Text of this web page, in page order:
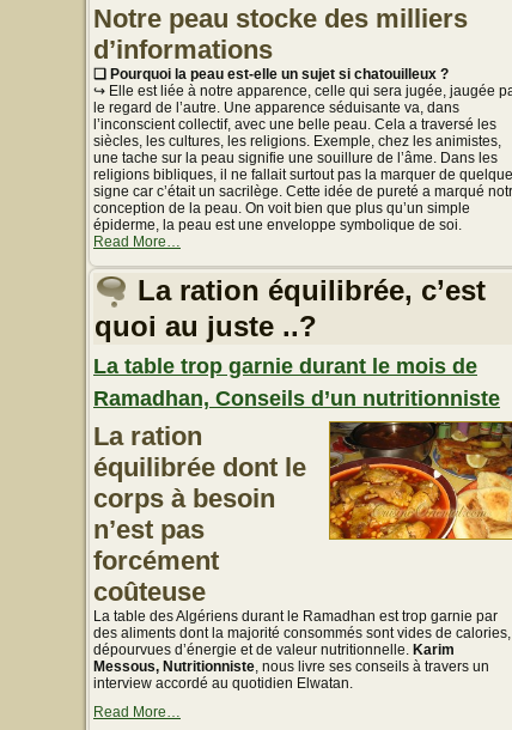
Notre peau stocke des milliers
d’informations
❏ Pourquoi la peau est-elle un sujet si chatouilleux ?
↪ Elle est liée à notre apparence, celle qui sera jugée, jaugée
le regard de l’autre. Une apparence séduisante va, dans
l’inconscient collectif, avec une belle peau. Cela a traversé les
siècles, les cultures, les religions. Exemple, chez les animistes,
une tache sur la peau signifie une souillure de l’âme. Dans les
religions bibliques, il ne fallait surtout pas la marquer de quelque
signe car c’était un sacrilège. Cette idée de pureté a marqué
conception de la peau. On voit bien que plus qu’un simple
épiderme, la peau est une enveloppe symbolique de soi.
Read More
peau
est
qu’un
simple
épiderme »
La ration équilibrée, c’est
quoi au juste ..?
La table trop garnie durant le mois de
Ramadhan, Conseils d’un nutritionniste
La ration
équilibrée dont le
corps à besoin
n’est pas
forcément
coûteuse
La table des Algériens durant le Ramadhan est trop garnie par
des aliments dont la majorité consommés sont vides de calories,
dépourvues d’énergie et de valeur nutritionnelle. Karim
Messous, Nutritionniste, nous livre ses conseils à travers un
interview accordé au quotidien Elwatan.
Read More…